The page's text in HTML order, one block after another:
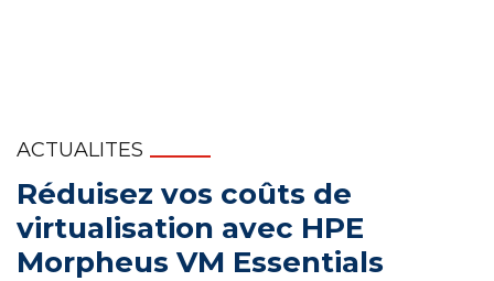
ACTUALITES
Réduisez vos coûts de
virtualisation avec HPE
Morpheus VM Essentials